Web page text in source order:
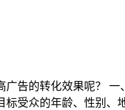
告的转化效果呢？
受众的年龄、性别